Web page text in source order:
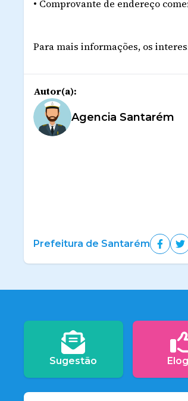
• Comprovante de endereço
Para mais informações, os
Autor(a):
Agencia Santarém
Prefeitura de Santarém
Sugestão